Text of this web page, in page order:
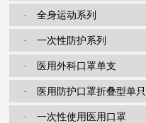
· 全身运动系列
· 一次性防护系列
· 医用外科口罩单支
· 医用防护口罩折叠型单只
· 一次性使用医用口罩